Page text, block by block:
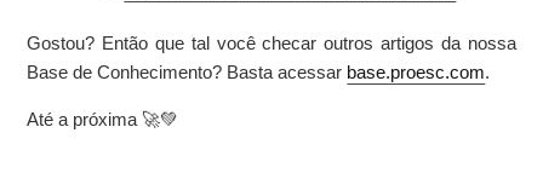
Gostou? Então que tal você checar outros artigos da nossa
Base de Conhecimento? Basta acessar base.proesc.com.
Até a próxima 🚀💚